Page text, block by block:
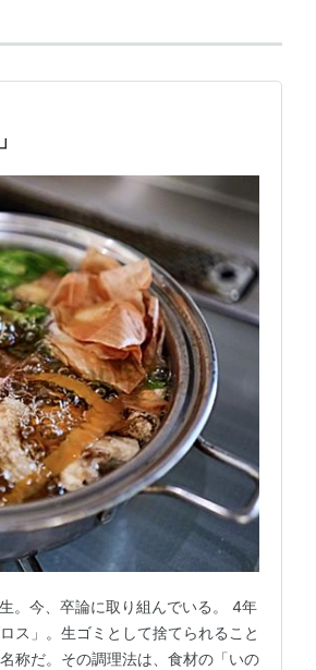
。今、卒論に取り組んでいる。 4年
ス」。生ゴミとして捨てられること
称だ。その調理法は、食材の「いの